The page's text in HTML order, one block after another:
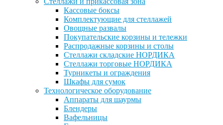
Кассовые боксы
Комплектующие для стеллажей
Овощные развалы
Покупательские корзины и тележки
Распродажные корзины и столы
Стеллажи складские НОРДИКА
Стеллажи торговые НОРДИКА
Турникеты и ограждения
Шкафы для сумок
Технологическое оборудование
Аппараты для шаурмы
Блендеры
Вафельницы